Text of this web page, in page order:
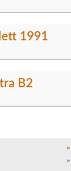
1991
B2
►
►